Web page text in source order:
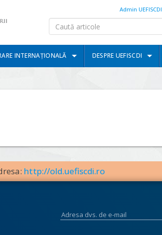
Admin UEFISCDI
INTERNAȚIONALĂ DESPRE UEFISCDI
http://old.uefiscdi.ro